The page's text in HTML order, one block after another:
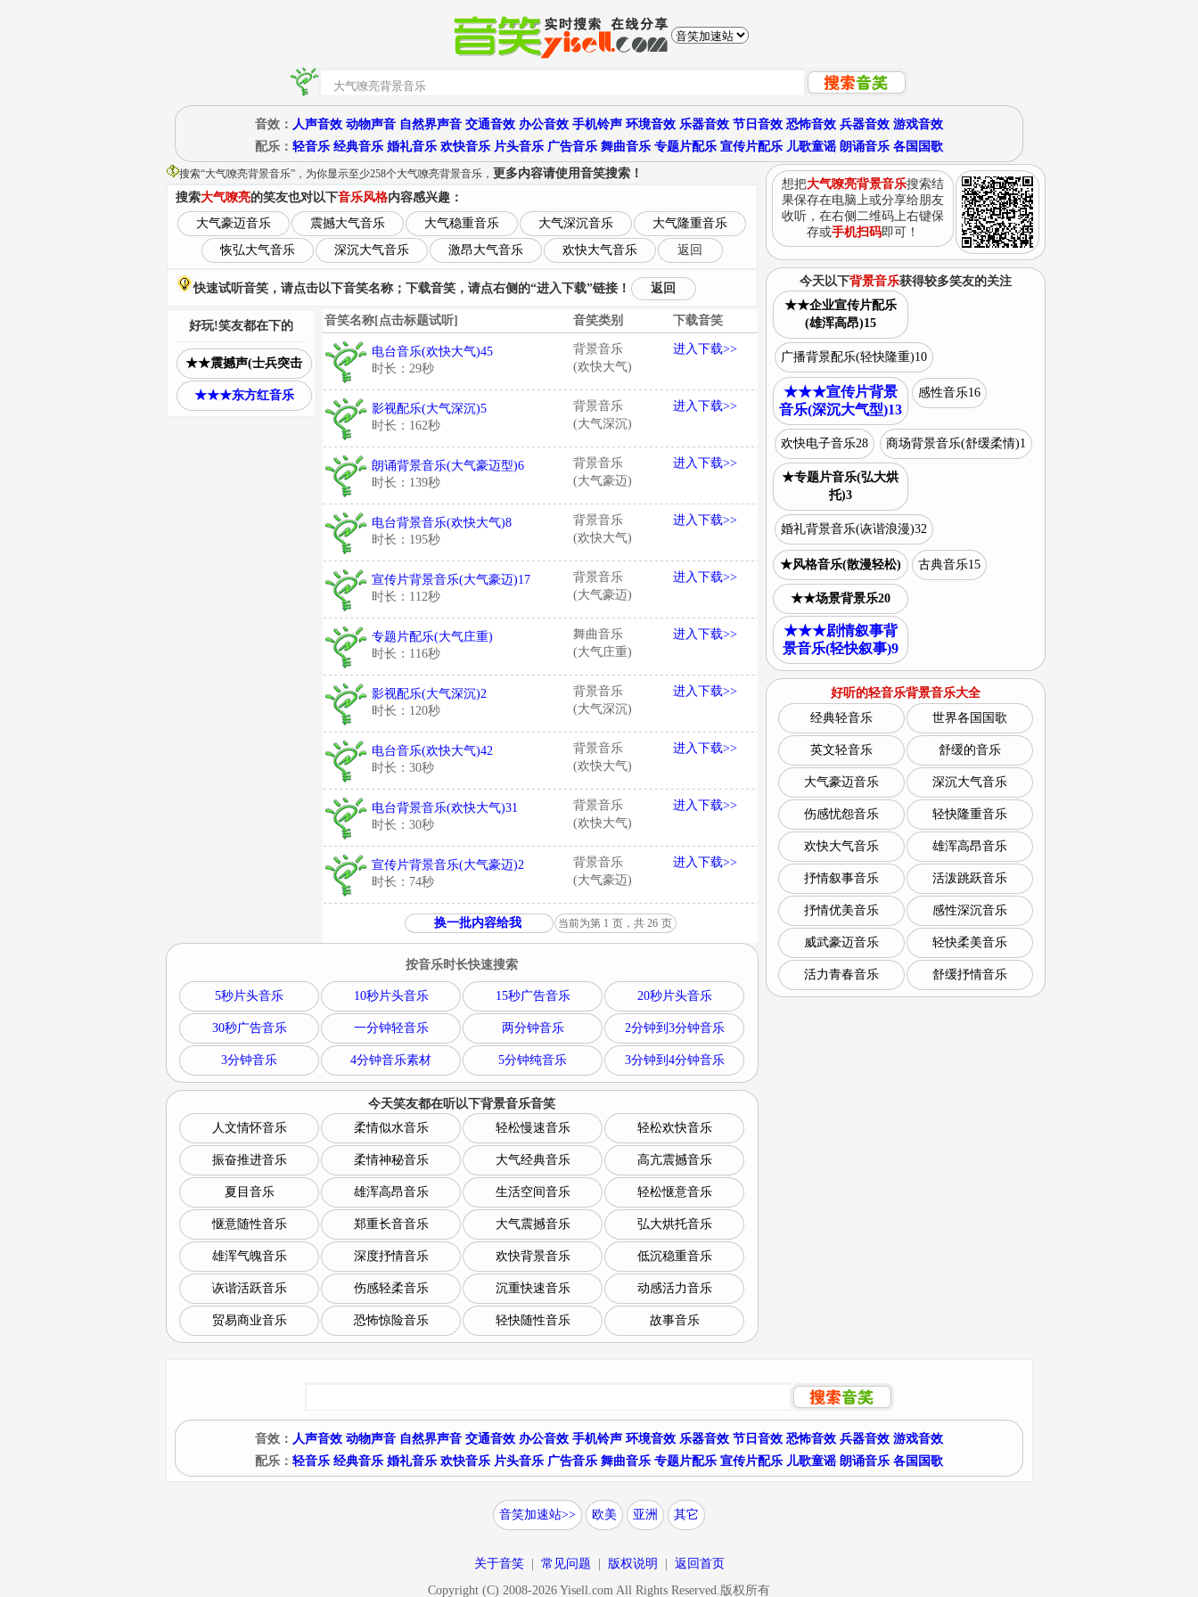
音效： 人声音效 动物声音 自然界声音 交通音效 办公音效 手机铃声 环境音效 乐器音效 节日音效 恐怖音效 兵器音效 游戏音效
配乐： 轻音乐 经典音乐 婚礼音乐 欢快音乐 片头音乐 广告音乐 舞曲音乐 专题片配乐 宣传片配乐 儿歌童谣 朗诵音乐 各国国歌
搜索“大气嘹亮背景音乐”，为你显示至少258个大气嘹亮背景音乐， 更多内容请使用音笑搜索！
搜索大气嘹亮的笑友也对以下音乐风格内容感兴趣：
大气豪迈音乐
震撼大气音乐 大气稳重音乐 大气深沉音乐
大气隆重音乐
恢弘大气音乐
深沉大气音乐 激昂大气音乐 欢快大气音乐 返回
快速试听音笑，请点击以下音笑名称；下载音笑，请点右侧的“进入下载”链接！ 返回
音笑名称[点击标题试听] 音笑类别 下载音笑
电台音乐(欢快大气)45
时长：29秒
背景音乐
(欢快大气)
进入下载>>
影视配乐(大气深沉)5
时长：162秒
背景音乐
(大气深沉)
进入下载>>
朗诵背景音乐(大气豪迈型)6
时长：139秒
背景音乐
(大气豪迈)
进入下载>>
电台背景音乐(欢快大气)8
时长：195秒
背景音乐
(欢快大气)
进入下载>>
宣传片背景音乐(大气豪迈)17
时长：112秒
背景音乐
(大气豪迈)
进入下载>>
专题片配乐(大气庄重)
时长：116秒
舞曲音乐
(大气庄重)
进入下载>>
影视配乐(大气深沉)2
时长：120秒
背景音乐
(大气深沉)
进入下载>>
电台音乐(欢快大气)42
时长：30秒
背景音乐
(欢快大气)
进入下载>>
电台背景音乐(欢快大气)31
时长：30秒
背景音乐
(欢快大气)
进入下载>>
宣传片背景音乐(大气豪迈)2
时长：74秒
背景音乐
(大气豪迈)
进入下载>>
换一批内容给我 当前为第 1 页，共 26 页
好玩!笑友都在下的
★★震撼声(士兵突击
★★★东方红音乐
按音乐时长快速搜索
5秒片头音乐 10秒片头音乐 15秒广告音乐 20秒片头音乐
30秒广告音乐 一分钟轻音乐 两分钟音乐 2分钟到3分钟音乐
3分钟音乐 4分钟音乐素材 5分钟纯音乐 3分钟到4分钟音乐
今天笑友都在听以下背景音乐音笑
人文情怀音乐
柔情似水音乐 轻松慢速音乐 轻松欢快音乐
振奋推进音乐 柔情神秘音乐 大气经典音乐 高亢震撼音乐
夏目音乐 雄浑高昂音乐 生活空间音乐 轻松惬意音乐
惬意随性音乐 郑重长音音乐 大气震撼音乐 弘大烘托音乐
雄浑气魄音乐 深度抒情音乐 欢快背景音乐 低沉稳重音乐
诙谐活跃音乐 伤感轻柔音乐 沉重快速音乐 动感活力音乐
贸易商业音乐 恐怖惊险音乐 轻快随性音乐 故事音乐
想把大气嘹亮背景音乐搜索结
果保存在电脑上或分享给朋友
收听，在右侧二维码上右键保
存或手机扫码即可！
今天以下背景音乐获得较多笑友的关注
★★企业宣传片配乐
(雄浑高昂)15
广播背景配乐(轻快隆重)10
★★★宣传片背景
音乐(深沉大气型)13
感性音乐16
欢快电子音乐28 商场背景音乐(舒缓柔情)1
★专题片音乐(弘大烘
托)3
婚礼背景音乐(诙谐浪漫)32
★风格音乐(散漫轻松) 古典音乐15
★★场景背景乐20
★★★剧情叙事背
景音乐(轻快叙事)9
好听的轻音乐背景音乐大全
经典轻音乐
世界各国国歌
英文轻音乐 舒缓的音乐
大气豪迈音乐 深沉大气音乐
伤感忧怨音乐 轻快隆重音乐
欢快大气音乐 雄浑高昂音乐
抒情叙事音乐 活泼跳跃音乐
抒情优美音乐 感性深沉音乐
威武豪迈音乐 轻快柔美音乐
活力青春音乐 舒缓抒情音乐
音效： 人声音效 动物声音 自然界声音 交通音效 办公音效 手机铃声 环境音效 乐器音效 节日音效 恐怖音效 兵器音效 游戏音效
配乐： 轻音乐 经典音乐 婚礼音乐 欢快音乐 片头音乐 广告音乐 舞曲音乐 专题片配乐 宣传片配乐 儿歌童谣 朗诵音乐 各国国歌
音笑加速站>> 欧美 亚洲 其它
关于音笑| 常见问题 版权说明
返回首页
Copyright (C) 2008-2026 Yisell.com All Rights Reserved.版权所有